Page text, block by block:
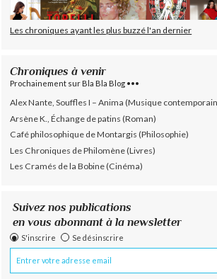
Les chroniques ayant les plus buzzé l'an dernier
Chroniques à venir
Prochainement sur Bla Bla Blog •••
Alex Nante, Souffles I – Anima (Musique
Arsène K., Échange de patins (Roman)
Café philosophique de Montargis (Philosophie)
Les Chroniques de Philomène (Livres)
Les Cramés de la Bobine (Cinéma)
Suivez nos publications
en vous abonnant à la newsletter
S'inscrire Se désinscrire